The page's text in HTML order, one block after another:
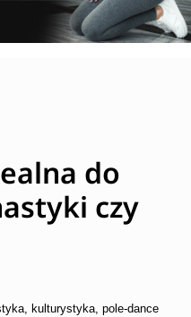
do
czy
kulturystyka, pole-dance